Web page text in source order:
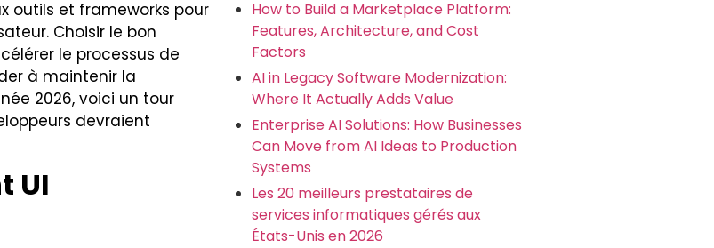
outils et frameworks pour
Choisir le bon
le processus de
à maintenir la
2026, voici un tour
devraient
UI
How to Build a Marketplace Platform:
Features, Architecture, and Cost
Factors
AI in Legacy Software Modernization:
Where It Actually Adds Value
Enterprise AI Solutions: How Businesses
Can Move from AI Ideas to Production
Systems
Les 20 meilleurs prestataires de
services informatiques gérés aux
États-Unis en 2026